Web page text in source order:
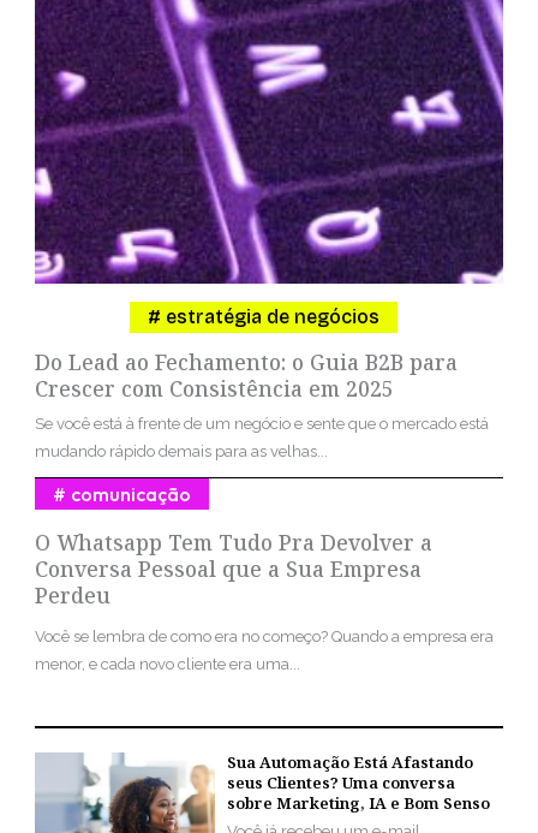
Do Lead ao Fechamento: o Guia B2B para
Crescer com Consistência em 2025
estratégia de negócios
Se você está à frente de um negócio e sente que o mercado está
mudando rápido demais para as velhas...
O Whatsapp Tem Tudo Pra Devolver a
Conversa Pessoal que a Sua Empresa
Perdeu
comunicação
Você se lembra de como era no começo? Quando a empresa era
menor, e cada novo cliente era uma...
Sua Automação Está Afastando
seus Clientes? Uma conversa
sobre Marketing, IA e Bom Senso